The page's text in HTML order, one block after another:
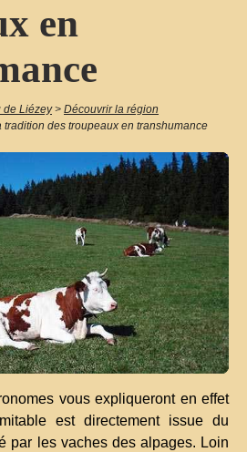
en
de Liézey > Découvrir la région
tradition des troupeaux en transhumance
vous expliqueront en effet
est directement issue du
par les vaches des alpages. Loin